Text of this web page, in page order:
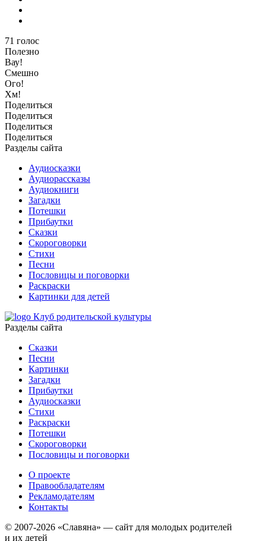
71 голос
Полезно
Вау!
Смешно
Ого!
Хм!
Поделиться
Поделиться
Поделиться
Поделиться
Разделы сайта
Аудиосказки
Аудиорассказы
Аудиокниги
Загадки
Потешки
Прибаутки
Сказки
Скороговорки
Стихи
Песни
Пословицы и поговорки
Раскраски
Картинки для детей
Клуб родительской культуры
Разделы сайта
Сказки
Песни
Картинки
Загадки
Прибаутки
Аудиосказки
Стихи
Раскраски
Потешки
Скороговорки
Пословицы и поговорки
О проекте
Правообладателям
Рекламодателям
Контакты
© 2007-2026 «Славяна» — сайт для молодых родителей
и их детей